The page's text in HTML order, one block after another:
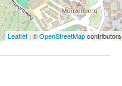
Leaflet | ©OpenStreetMapcontributors